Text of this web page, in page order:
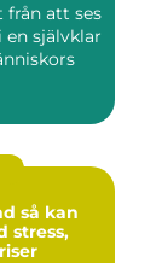
från att ses
självklar
stress,